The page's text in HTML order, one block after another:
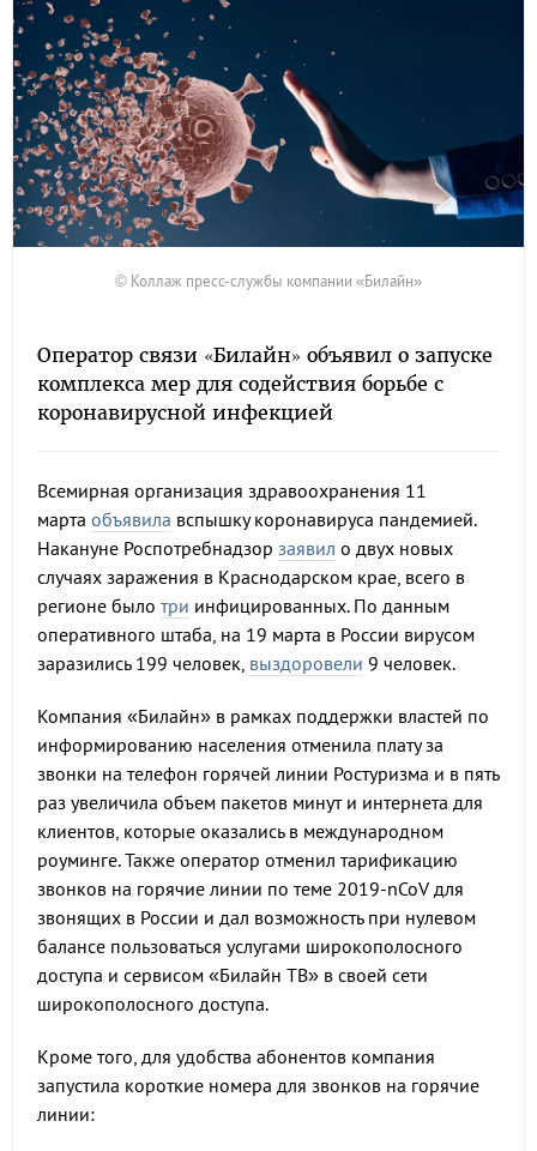
© Коллаж пресс-службы компании «Билайн»
Оператор связи «Билайн» объявил о запуске
комплекса мер для содействия борьбе с
коронавирусной инфекцией
Всемирная организация здравоохранения 11
марта объявила вспышку коронавируса пандемией.
Накануне Роспотребнадзор заявил о двух новых
случаях заражения в Краснодарском крае, всего в
регионе было три инфицированных. По данным
оперативного штаба, на 19 марта в России вирусом
заразились 199 человек, выздоровели 9 человек.
Компания «Билайн» в рамках поддержки властей по
информированию населения отменила плату за
звонки на телефон горячей линии Ростуризма и в пять
раз увеличила объем пакетов минут и интернета для
клиентов, которые оказались в международном
роуминге. Также оператор отменил тарификацию
звонков на горячие линии по теме 2019-nCoV для
звонящих в России и дал возможность при нулевом
балансе пользоваться услугами широкополосного
доступа и сервисом «Билайн ТВ» в своей сети
широкополосного доступа.
Кроме того, для удобства абонентов компания
запустила короткие номера для звонков на горячие
линии: